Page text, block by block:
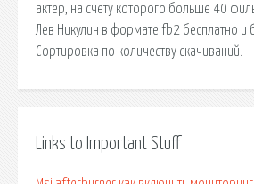
актер, на счету которого больше 40
Лев Никулин в формате fb2 бесплатно и
Сортировка по количеству скачиваний.
Links to Important Stuff